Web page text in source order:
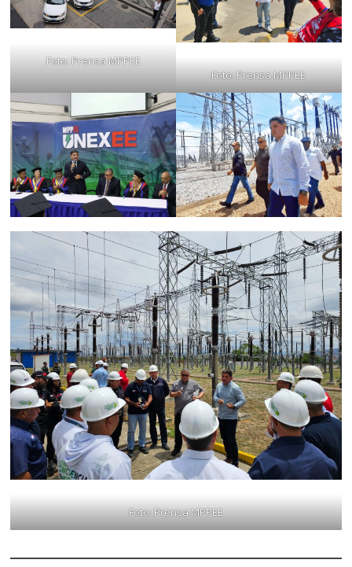
Foto: Prensa MPPEE
Foto: Prensa MPPEE
Foto: Prensa MPPEE